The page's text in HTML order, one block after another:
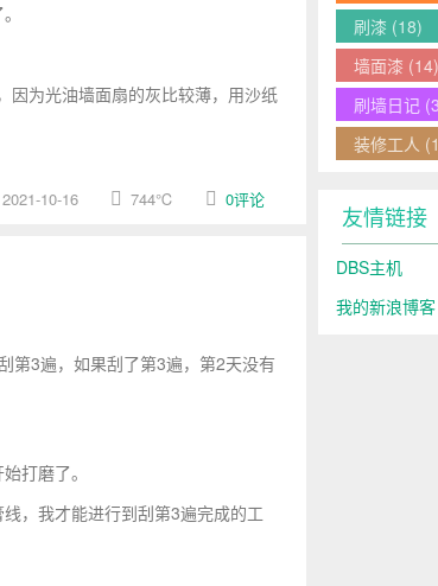
因为光油墙面扇的灰比较薄，用沙纸
2021-10-16 744℃ 0评论
第3遍，如果刮了第3遍，第2天没有
打磨了。
，我才能进行到刮第3遍完成的工
刷漆 (18)
墙面漆 (14)
刷墙日记
装修工人
友情链接
DBS主机
我的新浪博客